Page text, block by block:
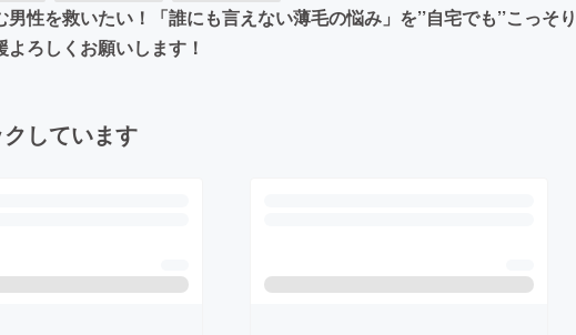
性を救いたい！「誰にも言えない薄毛の悩み」を’’自宅でも’’こっそ
ろしくお願いします！
しています